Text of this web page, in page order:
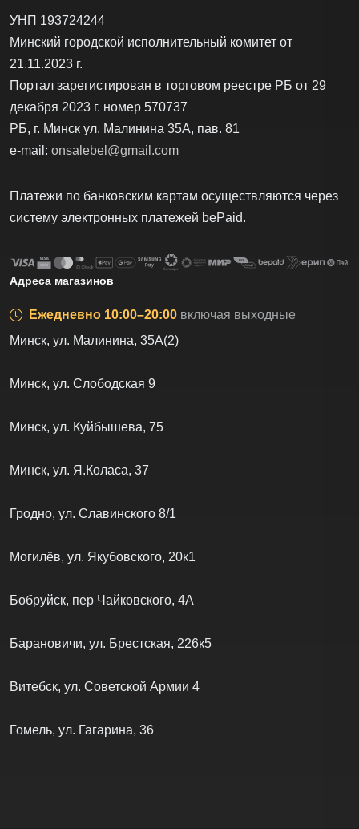
УНП 193724244
Минский городской исполнительный комитет от
21.11.2023 г.
Портал зарегистирован в торговом реестре РБ от 29
декабря 2023 г. номер 570737
РБ, г. Минск ул. Малинина 35А, пав. 81
e-mail: onsalebel@gmail.com
Платежи по банковским картам осуществляются через
систему электронных платежей bеPаid.
Адреса магазинов
Ежедневно 10:00–20:00 включая выходные
Минск, ул. Малинина, 35А(2)
Минск, ул. Слободская 9
Минск, ул. Куйбышева, 75
Минск, ул. Я.Коласа, 37
Гродно, ул. Славинского 8/1
Могилёв, ул. Якубовского, 20к1
Бобруйск, пер Чайковского, 4А
Барановичи, ул. Брестская, 226к5
Витебск, ул. Советской Армии 4
Гомель, ул. Гагарина, 36